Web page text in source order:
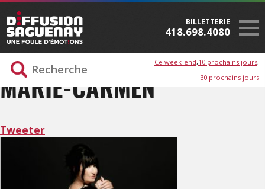
BILLETTERIE
418.698.4080
Ce week-end 10 prochains jours
30 prochains jours
MARIE-CARMEN
Tweeter